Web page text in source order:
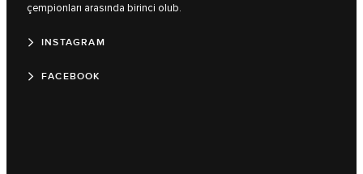
çempionları arasında birinci olub.
INSTAGRAM
FACEBOOK